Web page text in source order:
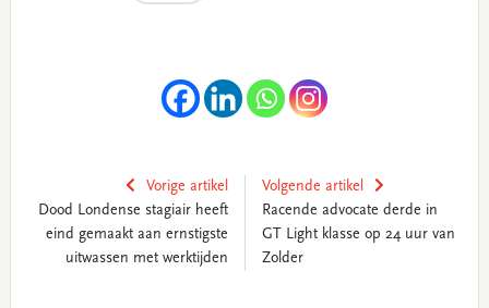
Vorige artikel
Dood Londense stagiair heeft
eind gemaakt aan ernstigste
uitwassen met werktijden
Volgende artikel
Racende advocate derde in
GT Light klasse op 24 uur van
Zolder